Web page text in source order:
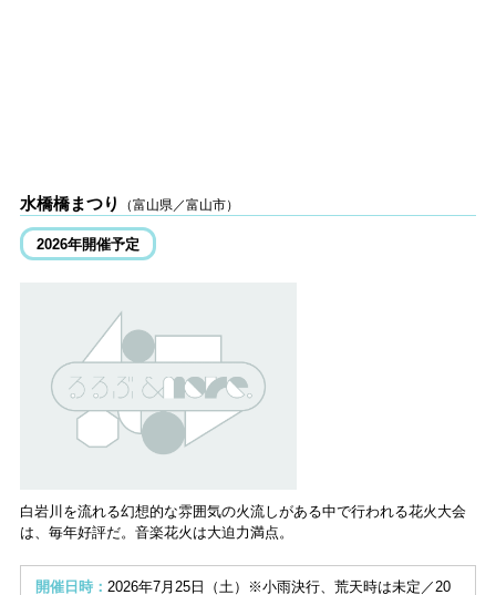
水橋橋まつり （富山県／富山市）
2026年開催予定
白岩川を流れる幻想的な雰囲気の火流しがある中で行われる花火大会
は、毎年好評だ。音楽花火は大迫力満点。
開催日時： 2026年7月25日（土）※小雨決行、荒天時は未定／20